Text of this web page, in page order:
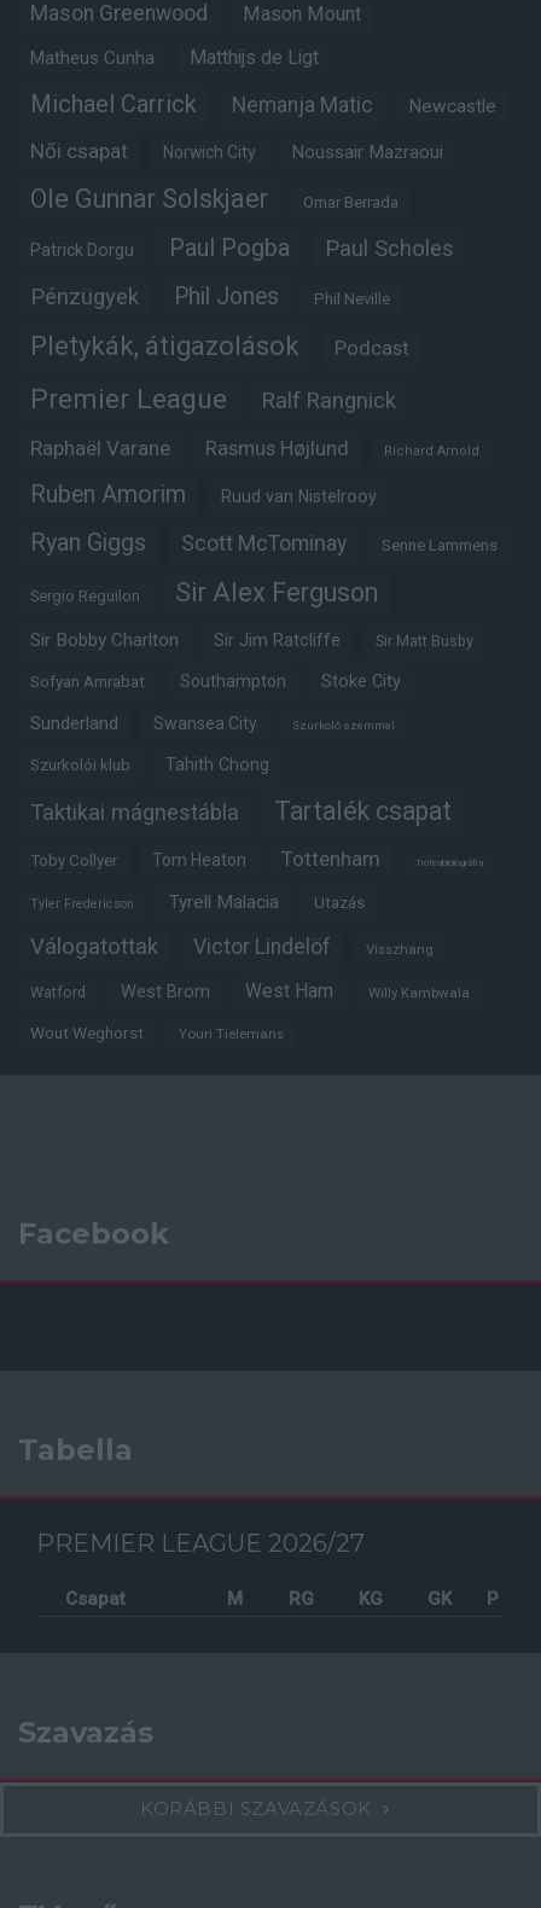
Mason Greenwood Mason Mount
Matheus Cunha Matthijs de Ligt
Michael Carrick Nemanja Matic Newcastle
Női csapat Norwich City Noussair Mazraoui
Ole Gunnar Solskjaer Omar Berrada
Patrick Dorgu Paul Pogba Paul Scholes
Pénzügyek Phil Jones Phil Neville
Pletykák, átigazolások Podcast
Premier League Ralf Rangnick
Raphaël Varane Rasmus Højlund Richard Arnold
Ruben Amorim Ruud van Nistelrooy
Ryan Giggs Scott McTominay Senne Lammens
Sergio Reguilon Sir Alex Ferguson
Sir Bobby Charlton Sir Jim Ratcliffe Sir Matt Busby
Sofyan Amrabat Southampton Stoke City
Sunderland Swansea City Szurkoló szemmel
Szurkolói klub Tahith Chong
Taktikai mágnestábla Tartalék csapat
Toby Collyer Tom Heaton Tottenham Trófeabibliográfia
Tyler Fredericson Tyrell Malacia Utazás
Válogatottak Victor Lindelöf Visszhang
Watford West Brom West Ham Willy Kambwala
Wout Weghorst Youri Tielemans